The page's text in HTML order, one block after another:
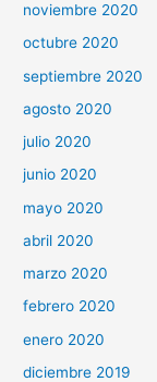
noviembre 2020
octubre 2020
septiembre 2020
agosto 2020
julio 2020
junio 2020
mayo 2020
abril 2020
marzo 2020
febrero 2020
enero 2020
diciembre 2019